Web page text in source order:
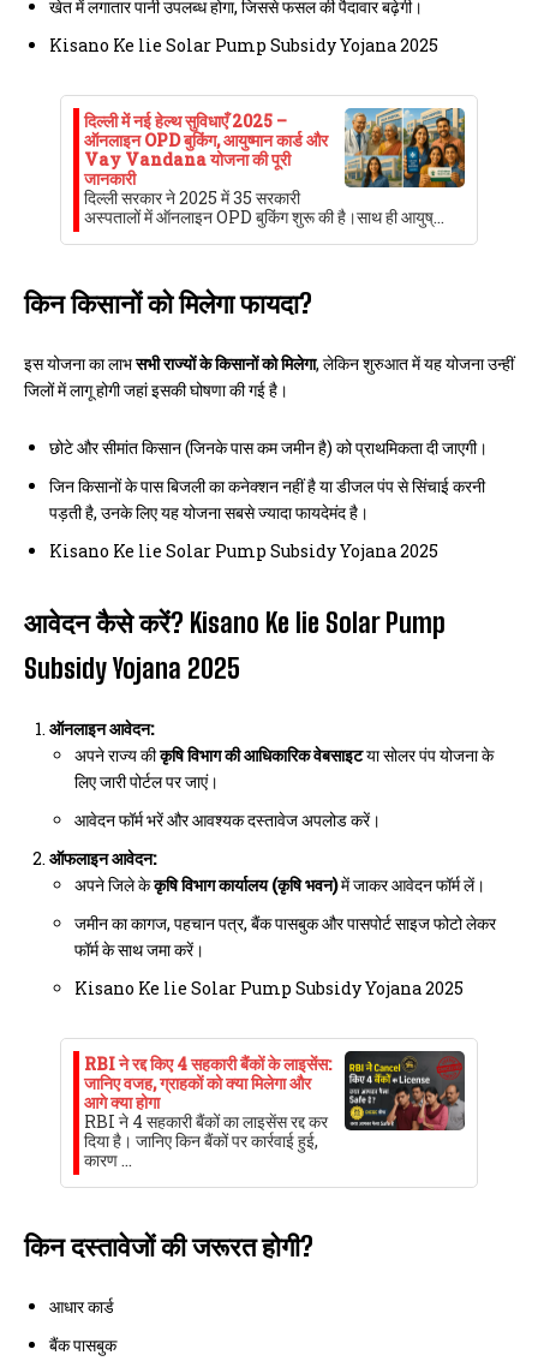
खेत में लगातार पानी उपलब्ध होगा, जिससे फसल की पैदावार बढ़ेगी।
Kisano Ke lie Solar Pump Subsidy Yojana 2025
दिल्ली में नई हेल्थ सुविधाएँ 2025 –
ऑनलाइन OPD बुकिंग, आयुष्मान कार्ड और
Vay Vandana योजना की पूरी
जानकारी
दिल्ली सरकार ने 2025 में 35 सरकारी
अस्पतालों में ऑनलाइन OPD बुकिंग शुरू की है।साथ ही आयुष्…
किन किसानों को मिलेगा फायदा?
इस योजना का लाभसभी राज्यों के किसानों को मिलेगा, लेकिन शुरुआत में यह योजना उन्हीं
जिलों में लागू होगी जहां इसकी घोषणा की गई है।
छोटे और सीमांत किसान (जिनके पास कम जमीन है) को प्राथमिकता दी जाएगी।
जिन किसानों के पास बिजली का कनेक्शन नहीं है या डीजल पंप से सिंचाई करनी
पड़ती है, उनके लिए यह योजना सबसे ज्यादा फायदेमंद है।
Kisano Ke lie Solar Pump Subsidy Yojana 2025
आवेदन कैसे करें? Kisano Ke lie Solar Pump
Subsidy Yojana 2025
ऑनलाइन आवेदन:
अपने राज्य कीकृषि विभाग की आधिकारिक वेबसाइटया सोलर पंप योजना के
लिए जारी पोर्टल पर जाएं।
आवेदन फॉर्म भरें और आवश्यक दस्तावेज अपलोड करें।
ऑफलाइन आवेदन:
अपने जिले केकृषि विभाग कार्यालय (कृषि भवन)में जाकर आवेदन फॉर्म लें।
जमीन का कागज, पहचान पत्र, बैंक पासबुक और पासपोर्ट साइज फोटो लेकर
फॉर्म के साथ जमा करें।
Kisano Ke lie Solar Pump Subsidy Yojana 2025
RBI ने रद्द किए 4 सहकारी बैंकों के लाइसेंस:
जानिए वजह, ग्राहकों को क्या मिलेगा और
आगे क्या होगा
RBI ने 4 सहकारी बैंकों का लाइसेंस रद्द कर
दिया है। जानिए किन बैंकों पर कार्रवाई हुई,
कारण …
किन दस्तावेजों की जरूरत होगी?
आधार कार्ड
बैंक पासबुक